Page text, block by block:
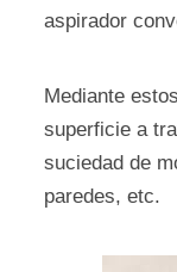
aspirador
Mediante
superficie a
suciedad de
paredes, etc.